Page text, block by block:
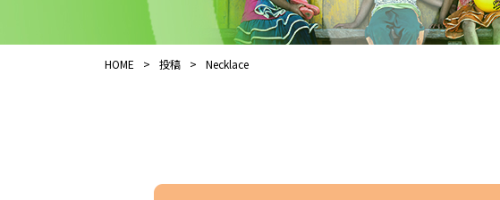
HOME > 投稿 > Necklace